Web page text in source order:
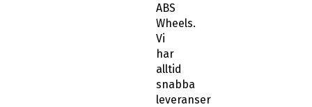
ABS
Wheels.
Vi
har
alltid
snabba
leveranser